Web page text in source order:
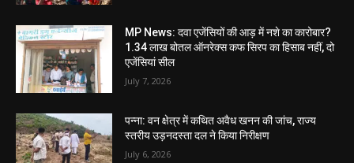
MP News: दवा एजेंसियों की आड़ में नशे का कारोबार?
1.34 लाख बोतल ऑनरेक्स कफ सिरप का हिसाब नहीं, दो
एजेंसियां सील
July 7, 2026
पन्ना: वन क्षेत्र में कथित अवैध खनन की जांच, राज्य
स्तरीय उड़नदस्ता दल ने किया निरीक्षण
July 6, 2026